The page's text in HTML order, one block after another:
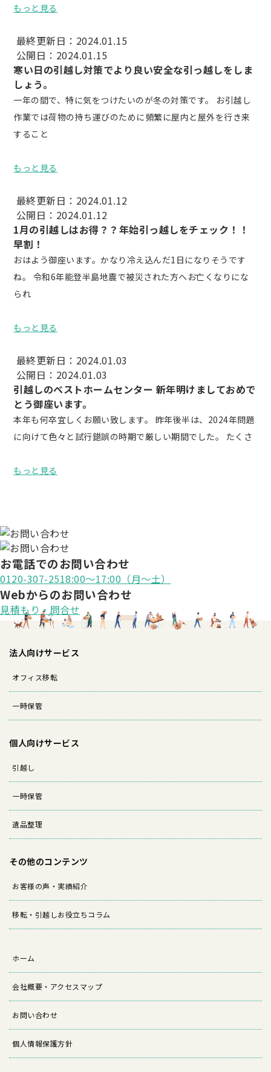
もっと見る
最終更新日：2024.01.15
公開日：2024.01.15
寒い日の引越し対策でより良い安全な引っ越しをしま
しょう。
一年の間で、特に気をつけたいのが冬の対策です。 お引越し
作業では荷物の持ち運びのために頻繁に屋内と屋外を行き来
すること
もっと見る
最終更新日：2024.01.12
公開日：2024.01.12
1月の引越しはお得？？年始引っ越しをチェック！！
早割！
おはよう御座います。かなり冷え込んだ1日になりそうです
ね。 令和6年能登半島地震で被災された方へお亡くなりにな
られ
もっと見る
最終更新日：2024.01.03
公開日：2024.01.03
引越しのベストホームセンター 新年明けましておめで
とう御座います。
本年も何卒宜しくお願い致します。 昨年後半は、2024年問題
に向けて色々と試行錯誤の時期で厳しい期間でした。 たくさ
もっと見る
お電話でのお問い合わせ
0120-307-2518:00〜17:00（月〜土）
Webからのお問い合わせ
見積もり・問合せ
法人向けサービス
オフィス移転
一時保管
個人向けサービス
引越し
一時保管
遺品整理
その他のコンテンツ
お客様の声・実績紹介
移転・引越しお役立ちコラム
ホーム
会社概要・アクセスマップ
お問い合わせ
個人情報保護方針